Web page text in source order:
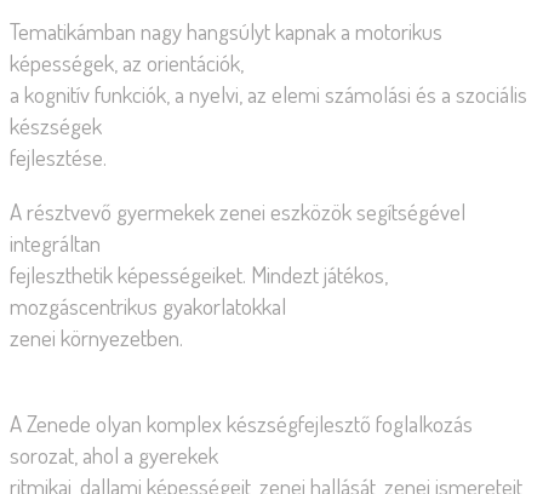
Tematikámban nagy hangsúlyt kapnak a motorikus
képességek, az orientációk,
a kognitív funkciók, a nyelvi, az elemi számolási és a szociális
készségek
fejlesztése.
A résztvevő gyermekek zenei eszközök segítségével
integráltan
fejleszthetik képességeiket. Mindezt játékos,
mozgáscentrikus gyakorlatokkal
zenei környezetben.
A Zenede olyan komplex készségfejlesztő foglalkozás
sorozat, ahol a gyerekek
ritmikai, dallami képességeit, zenei hallását, zenei ismereteit